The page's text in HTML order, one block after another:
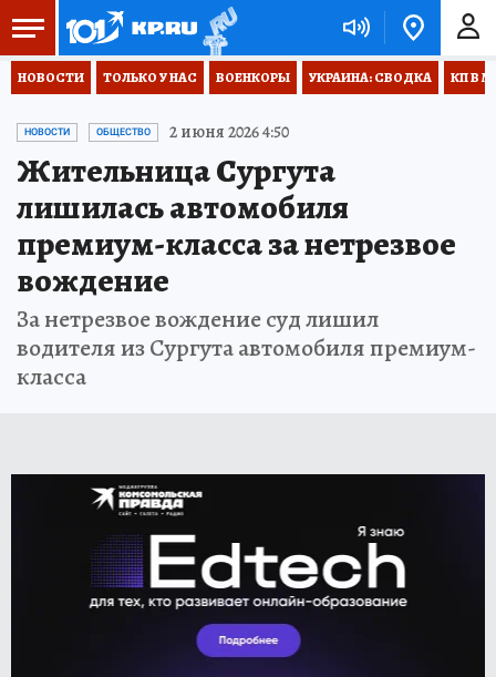
НОВОСТИ ТОЛЬКО У НАС ВОЕНКОРЫ УКРАИНА: СВОДКА КП В
НОВОСТИ ОБЩЕСТВО 2 июня 2026 4:50
Жительница Сургута
лишилась автомобиля
премиум-класса за нетрезвое
вождение
За нетрезвое вождение суд лишил
водителя из Сургута автомобиля премиум-
класса